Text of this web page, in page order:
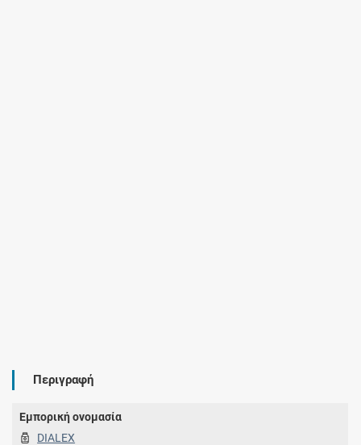
Περιγραφή
Εμπορική ονομασία
DIALEX